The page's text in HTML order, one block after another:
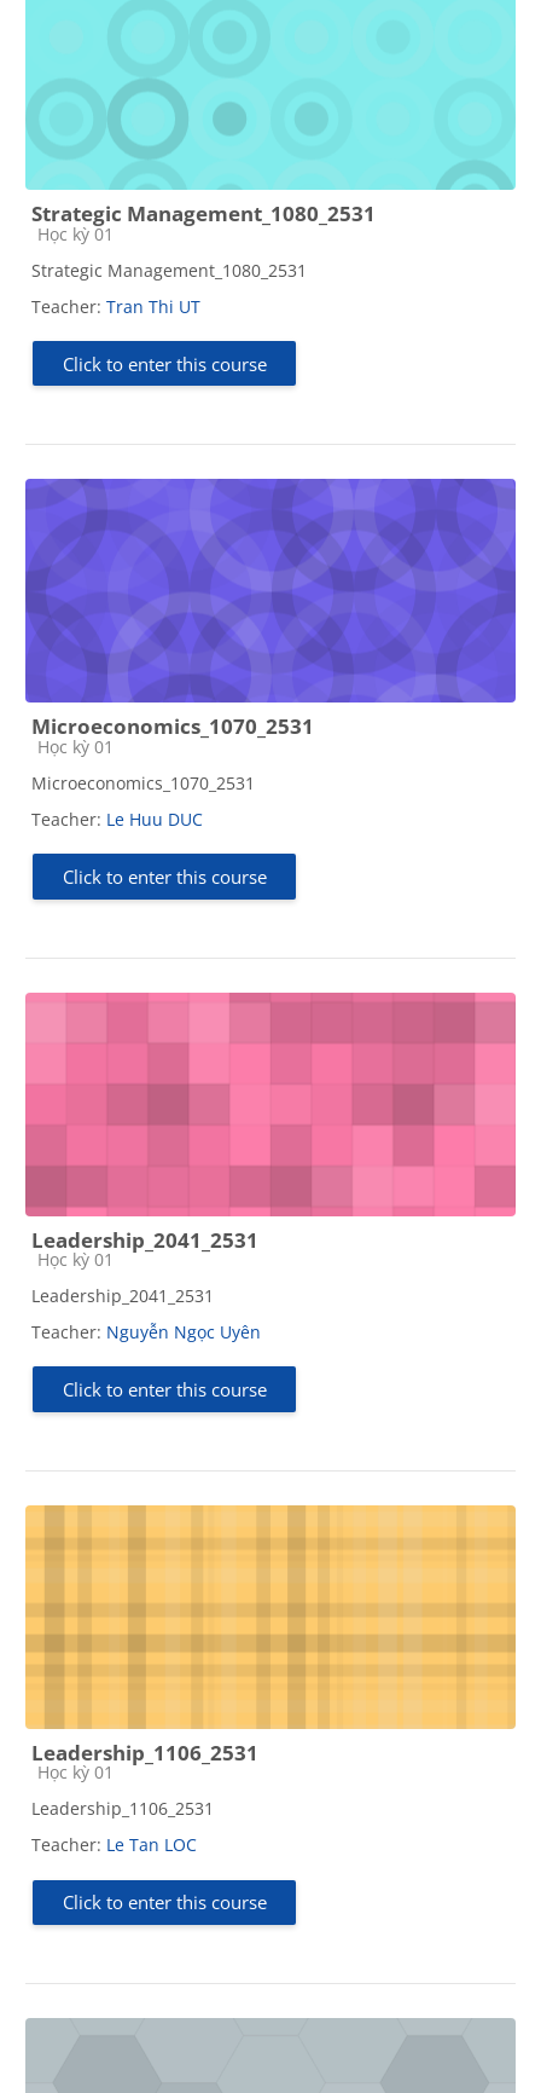
Strategic Management_1080_2531
Course category
Học kỳ 01
Strategic Management_1080_2531
Teacher: Tran Thi UT
Click to enter this course
Microeconomics_1070_2531
Course category
Học kỳ 01
Microeconomics_1070_2531
Teacher: Le Huu DUC
Click to enter this course
Leadership_2041_2531
Course category
Học kỳ 01
Leadership_2041_2531
Teacher: Nguyễn Ngọc Uyên
Click to enter this course
Leadership_1106_2531
Course category
Học kỳ 01
Leadership_1106_2531
Teacher: Le Tan LOC
Click to enter this course